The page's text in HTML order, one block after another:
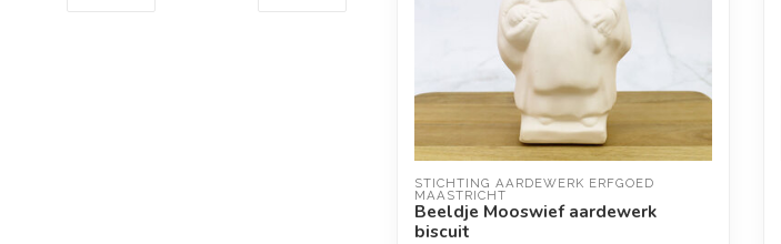
STICHTING AARDEWERK ERFGOED
MAASTRICHT
Beeldje Mooswief aardewerk
biscuit